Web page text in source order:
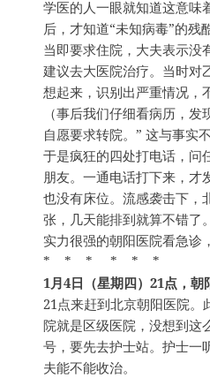
学医的人一眼就知道这意味
后，才知道“未知病毒”的残酷
当即要求住院，大夫表示没
建议去大医院治疗。当时对
想起来，识别出严重情况，
（事后我们仔细看病历，
自愿要求转院。” 这与事实不
于是疯狂的四处打电话，问
朋友。一通电话打下来，才
也没有床位。流感袭击下，
张，几天能排到就算不错了
实力很强的朝阳医院看急诊
* * * * * *
1月4日（星期四）21点，朝
21点来赶到北京朝阳医院。
院就是区级医院，没想到这
号，要先去护士站。护士一
夫能不能收治。